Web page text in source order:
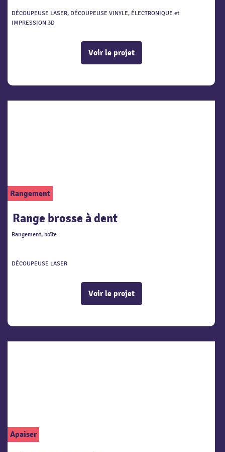
DÉCOUPEUSE LASER, DÉCOUPEUSE VINYLE, ÉLECTRONIQUE et
IMPRESSION 3D
Voir le projet
Rangement
Range brosse à dent
Rangement, boîte
DÉCOUPEUSE LASER
Voir le projet
Apaiser